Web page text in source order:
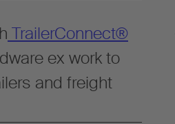
TrailerConnect®
ex work to
and freight